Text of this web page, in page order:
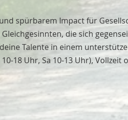
spürbarem Impact für
die sich
Talente in einem
18 Uhr, Sa 10-13 Uhr),